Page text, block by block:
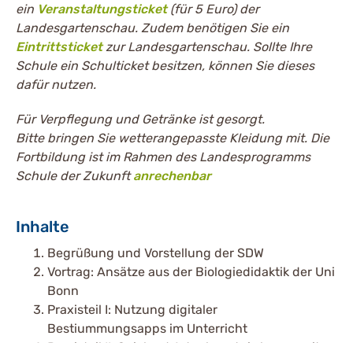
ein Veranstaltungsticket(für 5 Euro) der
Landesgartenschau. Zudem benötigen Sie ein
Eintrittsticketzur Landesgartenschau. Sollte Ihre
Schule ein Schulticket besitzen, können Sie dieses
dafür nutzen.
Für Verpflegung und Getränke ist gesorgt.
Bitte bringen Sie wetterangepasste Kleidung mit. Die
Fortbildung ist im Rahmen des Landesprogramms
Schule der Zukunftanrechenbar
Inhalte
Begrüßung und Vorstellung der SDW
Vortrag: Ansätze aus der Biologiedidaktik der Uni
Bonn
Praxisteil I: Nutzung digitaler
Bestiummungsapps im Unterricht